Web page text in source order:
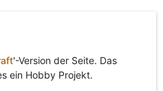
'-Version der Seite. Das
ein Hobby Projekt.